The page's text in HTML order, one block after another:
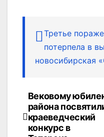
Третье
потерпела в
новосибирская
Навигация
по
Вековому
района
краеведческий
конкурс в